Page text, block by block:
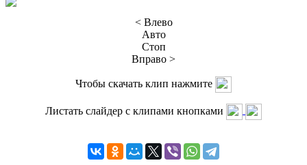
< Влево
Авто
Стоп
Вправо >
Чтобы скачать клип нажмите
Листать слайдер с клипами кнопками